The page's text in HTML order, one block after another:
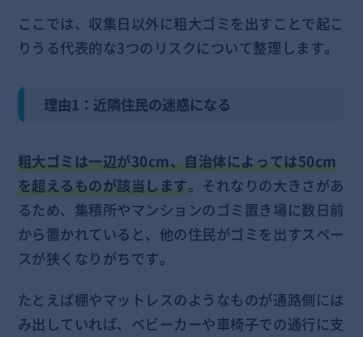
ここでは、収集日以外に粗大ゴミを出すことで起こ
りうる代表的な3つのリスクについて整理します。
理由1：近隣住民の迷惑になる
粗大ゴミは一辺が30cm、自治体によっては50cm
を超えるものが該当します。それなりの大きさがあ
るため、集積所やマンションのゴミ置き場に数日前
から置かれていると、他の住民がゴミを出すスペー
スが狭くなりがちです。
たとえば棚やマットレスのようなものが通路側には
み出していれば、ベビーカーや車椅子での通行に支